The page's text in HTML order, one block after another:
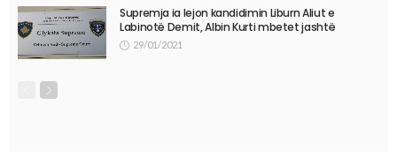
Supremja ia lejon kandidimin Liburn Aliut e
Labinotë Demit, Albin Kurti mbetet jashtë
29/01/2021